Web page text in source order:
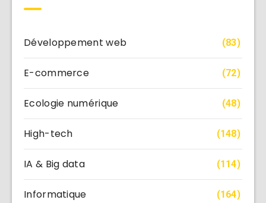
Développement web (83)
E-commerce (72)
Ecologie numérique (48)
High-tech (148)
IA & Big data (114)
Informatique (164)